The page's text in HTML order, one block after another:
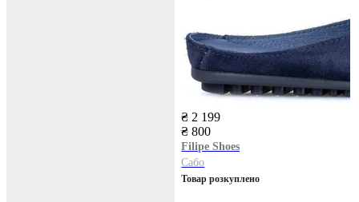
₴ 2 199
₴ 800
Filipe Shoes
Сабо
Товар розкуплено